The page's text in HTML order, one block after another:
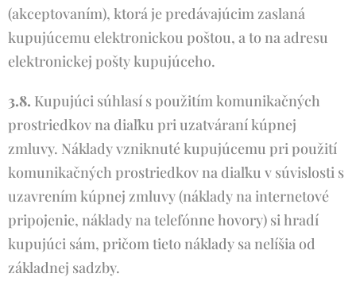
(akceptovaním), ktorá je predávajúcim zaslaná
kupujúcemu elektronickou poštou, a to na adresu
elektronickej pošty kupujúceho.
3.8. Kupujúci súhlasí s použitím komunikačných
prostriedkov na diaľku pri uzatváraní kúpnej
zmluvy. Náklady vzniknuté kupujúcemu pri použití
komunikačných prostriedkov na diaľku v súvislosti s
uzavrením kúpnej zmluvy (náklady na internetové
pripojenie, náklady na telefónne hovory) si hradí
kupujúci sám, pričom tieto náklady sa nelíšia od
základnej sadzby.